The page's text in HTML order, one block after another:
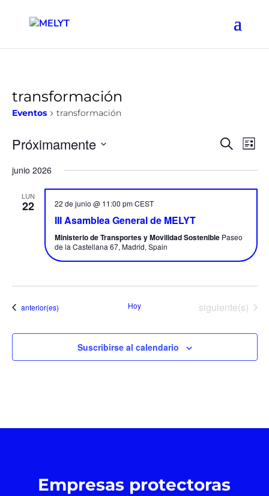
transformación
Eventos transformación
y
Buscar
de
Lista
Próximamente
fecha.
junio 2026
LUN
22 22 de junio @ 11:00 pm CEST
III Asamblea General de MELYT
Ministerio de Transportes y Movilidad Sostenible Paseo
de la Castellana 67, Madrid, Spain
Eventos
anterior(es) Hoy Eventos
siguiente(s)
Suscribirse al calendario
Empresas protectoras